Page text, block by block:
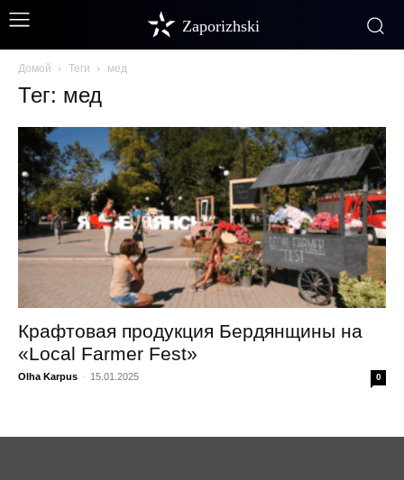
Zaporizhski
Домой Теги мед
Тег: мед
Крафтовая продукция Бердянщины на
«Local Farmer Fest»
Olha Karpus - 15.01.2025 0